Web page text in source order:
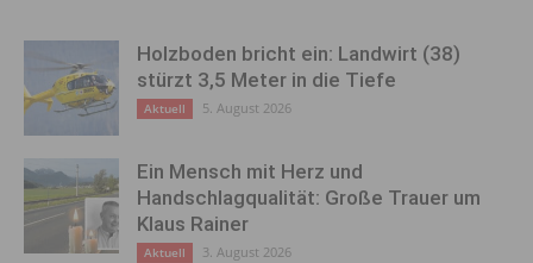
Holzboden bricht ein: Landwirt (38)
stürzt 3,5 Meter in die Tiefe
Aktuell 5. August 2026
Ein Mensch mit Herz und
Handschlagqualität: Große Trauer um
Klaus Rainer
Aktuell 3. August 2026